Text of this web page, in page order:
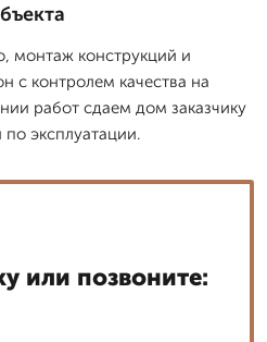
монтаж конструкций и
с контролем качества на
работ сдаем дом заказчику
эксплуатации.
или позвоните: